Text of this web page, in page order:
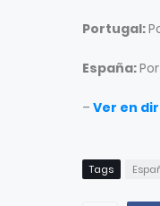
Portugal:
España:
– Ver en
Tags